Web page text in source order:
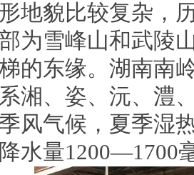
地貌比较复杂，
为雪峰山和武陵
的东缘。湖南南
湘、姿、沅、澧
风气候，夏季湿
水量1200—1700